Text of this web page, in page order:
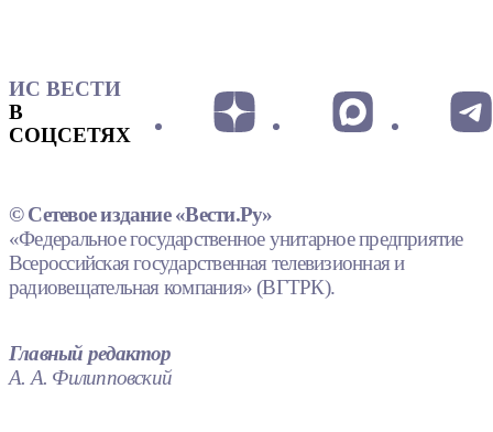
ИС ВЕСТИ
В
СОЦСЕТЯХ
© Сетевое издание «Вести.Ру»
«Федеральное государственное унитарное предприятие
Всероссийская государственная телевизионная и
радиовещательная компания» (ВГТРК).
Главный редактор
А. А. Филипповский